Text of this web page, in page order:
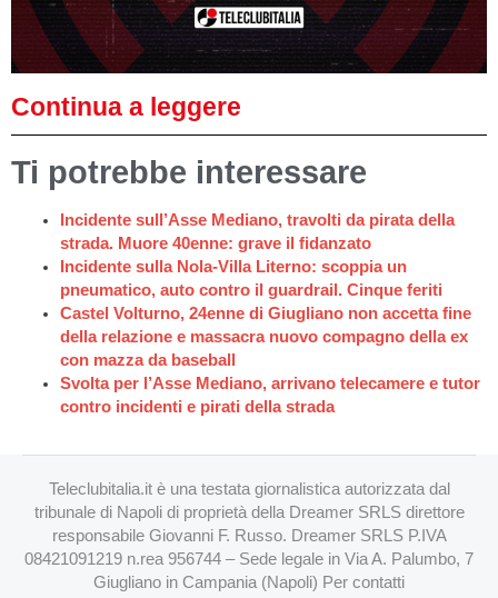
Continua a leggere
Ti potrebbe interessare
Incidente sull’Asse Mediano, travolti da pirata della
strada. Muore 40enne: grave il fidanzato
Incidente sulla Nola-Villa Literno: scoppia un
pneumatico, auto contro il guardrail. Cinque feriti
Castel Volturno, 24enne di Giugliano non accetta fine
della relazione e massacra nuovo compagno della ex
con mazza da baseball
Svolta per l’Asse Mediano, arrivano telecamere e tutor
contro incidenti e pirati della strada
Teleclubitalia.it è una testata giornalistica autorizzata dal
tribunale di Napoli di proprietà della Dreamer SRLS direttore
responsabile Giovanni F. Russo. Dreamer SRLS P.IVA
08421091219 n.rea 956744 – Sede legale in Via A. Palumbo, 7
Giugliano in Campania (Napoli) Per contatti